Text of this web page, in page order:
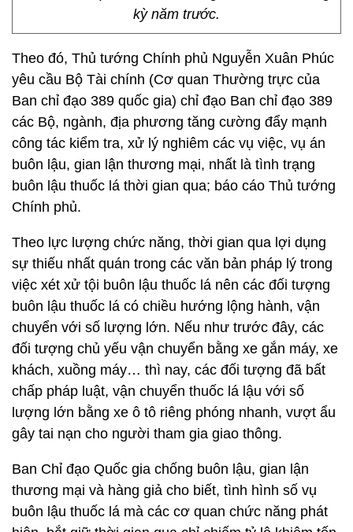
kỳ năm trước.
Theo đó, Thủ tướng Chính phủ Nguyễn Xuân Phúc
yêu cầu Bộ Tài chính (Cơ quan Thường trực của
Ban chỉ đạo 389 quốc gia) chỉ đạo Ban chỉ đạo 389
các Bộ, ngành, địa phương tăng cường đẩy mạnh
công tác kiểm tra, xử lý nghiêm các vụ việc, vụ án
buôn lậu, gian lận thương mại, nhất là tình trạng
buôn lậu thuốc lá thời gian qua; báo cáo Thủ tướng
Chính phủ.
Theo lực lượng chức năng, thời gian qua lợi dụng
sự thiếu nhất quán trong các văn bản pháp lý trong
việc xét xử tội buôn lậu thuốc lá nên các đối tượng
buôn lậu thuốc lá có chiều hướng lộng hành, vận
chuyển với số lượng lớn. Nếu như trước đây, các
đối tượng chủ yếu vận chuyển bằng xe gắn máy, xe
khách, xuồng máy… thì nay, các đối tượng đã bất
chấp pháp luật, vận chuyển thuốc lá lậu với số
lượng lớn bằng xe ô tô riêng phóng nhanh, vượt ẩu
gây tai nạn cho người tham gia giao thông.
Ban Chỉ đạo Quốc gia chống buôn lậu, gian lận
thương mại và hàng giả cho biết, tình hình số vụ
buôn lậu thuốc lá mà các cơ quan chức năng phát